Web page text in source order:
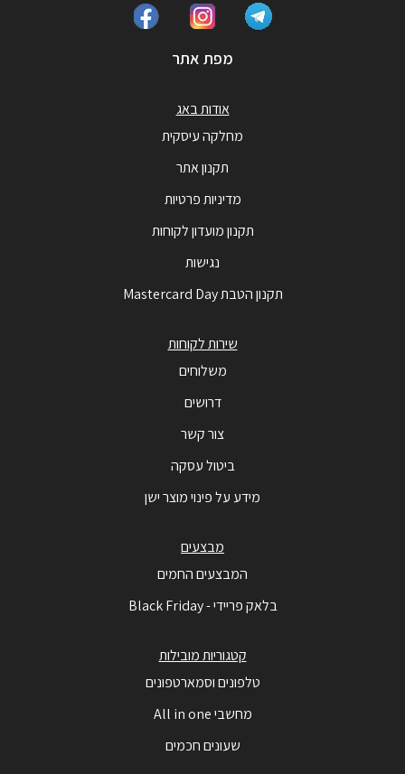
מפת אתר
אודות באג
מחלקה עיסקית
תקנון אתר
מדיניות פרטיות
תקנון מועדון לקוחות
נגישות
תקנון הטבת Mastercard Day
שירות לקוחות
משלוחים
דרושים
צור קשר
ביטול עסקה
מידע על פינוי מוצר ישן
מבצעים
המבצעים החמים
בלאק פריידי - Black Friday
קטגוריות מובילות
טלפונים וסמארטפונים
מחשבי All in one
שעונים חכמים